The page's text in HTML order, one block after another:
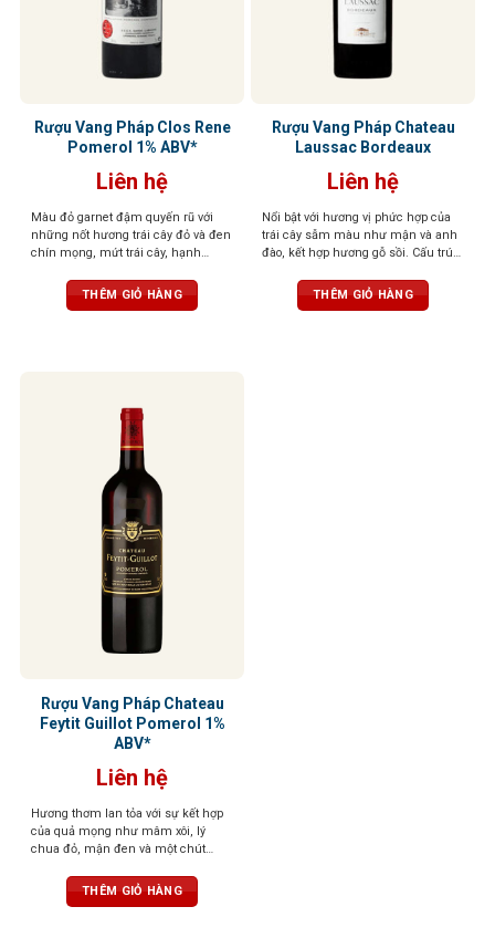
Rượu Vang Pháp Clos Rene
Pomerol 1% ABV*
Liên hệ
Màu đỏ garnet đậm quyến rũ với
những nốt hương trái cây đỏ và đen
chín mọng, mứt trái cây, hạnh
cân đối, hậu vị kéo dài, và tannin
mềm mại, đem đến một trải
THÊM GIỎ HÀNG
Rượu Vang Pháp Chateau
Laussac Bordeaux
Liên hệ
Nổi bật với hương vị phức hợp của
trái cây sẫm màu như mận và anh
đào, kết hợp hương gỗ sồi. Cấu trúc
lịch kéo dàiTHÊM GIỎ HÀNG
Rượu Vang Pháp Chateau
Feytit Guillot Pomerol 1%
ABV*
Liên hệ
Hương thơm lan tỏa với sự kết hợp
của quả mọng như mâm xôi, lý
chua đỏ, mận đen và một chút
nhẹ. Mượt mà, tròn trịa với tannin
mềm mại, hậu vị kéo dài tinh tế
THÊM GIỎ HÀNG